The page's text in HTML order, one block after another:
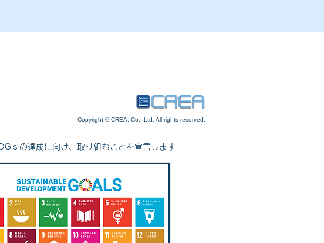
Copyright © CREA. Co., Ltd. All rights reserved.
ｓの達成に向け、取り組むことを宣言します